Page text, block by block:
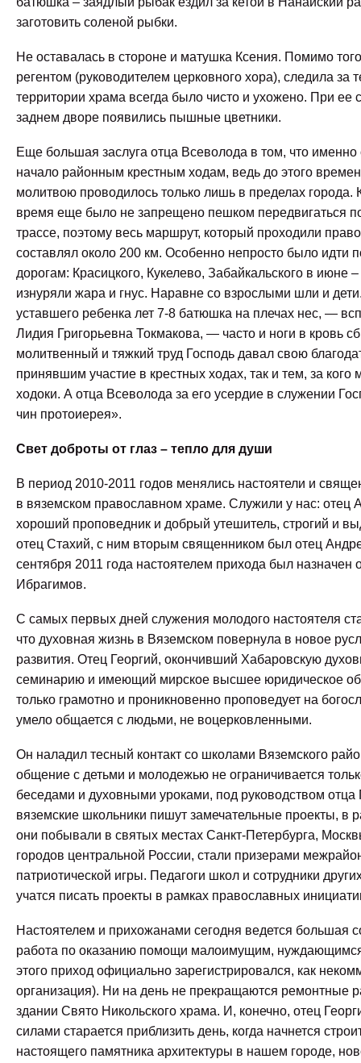
заготовить соленой рыбки.
Не оставалась в стороне и матушка Ксения. Помимо
регентом (руководителем церковного хора), следила за
территории храма всегда было чисто и ухожено. При ее
заднем дворе появились пышные цветники.
Еще большая заслуга отца Всеволода в том, что
начало районным крестным ходам, ведь до этого
молитвою проводилось только лишь в пределах города.
время еще было не запрещено пешком передвигаться
трассе, поэтому весь маршрут, который проходили
составлял около 200 км. Особенно непросто было идти
дорогам: Красицкого, Кукелево, Забайкальского в июне
изнуряли жара и гнус. Наравне со взрослыми шли и
уставшего ребенка лет 7-8 батюшка на плечах нес, —
Лидия Григорьевна Токмакова, — часто и ноги в кровь
молитвенный и тяжкий труд Господь давал свою
принявшим участие в крестных ходах, так и тем, за кого
ходоки. А отца Всеволода за его усердие в служении
чин протоиерея».
Свет доброты от глаз – тепло для души
В период 2010-2011 годов менялись настоятели и
в вяземском православном храме. Служили у нас: отец
хороший проповедник и добрый утешитель, строгий и
отец Стахий, с ним вторым священником был отец
сентября 2011 года настоятелем прихода был назначен
Ибрагимов.
С самых первых дней служения молодого настоятеля
что духовная жизнь в Вяземском повернула в новое
развития. Отец Георгий, окончивший Хабаровскую
семинарию и имеющий мирское высшее юридическое
только грамотно и проникновенно проповедует на
умело общается с людьми, не воцерковленными.
Он наладил тесный контакт со школами Вяземского
общение с детьми и молодежью не ограничивается
беседами и духовными уроками, под руководством отца
вяземские школьники пишут замечательные проекты, в
они побывали в святых местах Санкт-Петербурга,
городов центральной России, стали призерами
патриотической игры. Педагоги школ и сотрудники
учатся писать проекты в рамках православных
Настоятелем и прихожанами сегодня ведется большая
работа по оказанию помощи малоимущим,
этого приход официально зарегистрировался, как
организация). Ни на день не прекращаются ремонтные
здании Свято Никольского храма. И, конечно, отец
силами старается приблизить день, когда начнется
настоящего памятника архитектуры в нашем городе,